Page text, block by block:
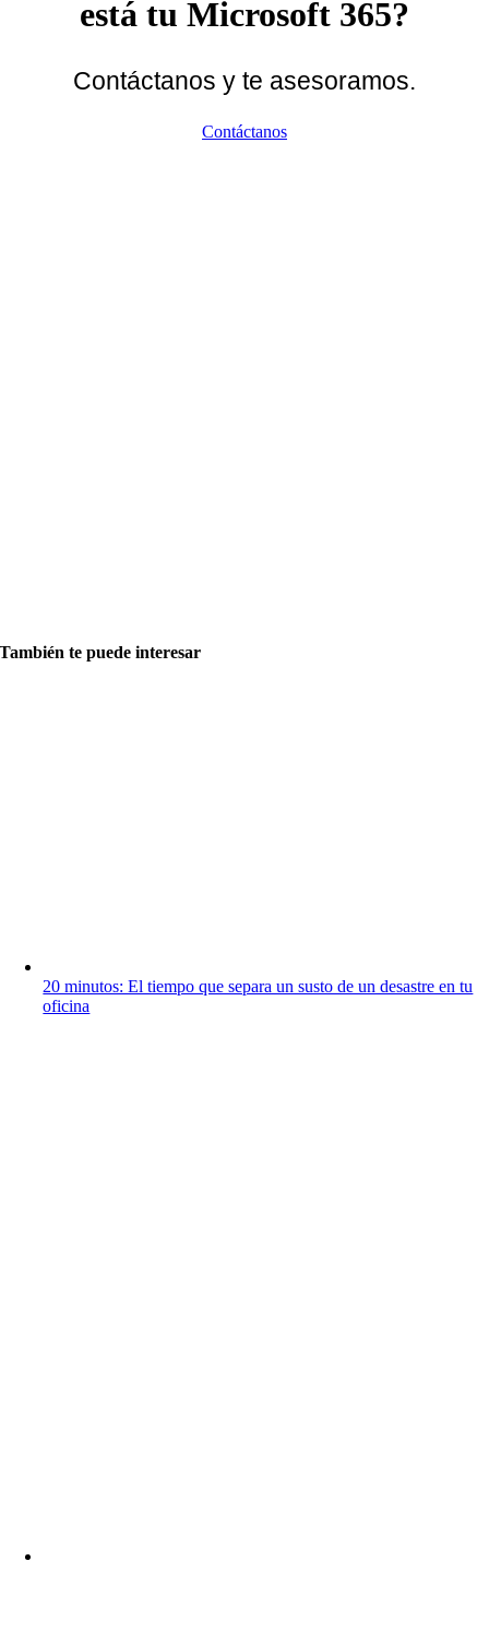
está tu Microsoft 365?
Contáctanos y te asesoramos.
Contáctanos
También te puede interesar
20 minutos: El tiempo que separa un susto de un desastre en tu
oficina